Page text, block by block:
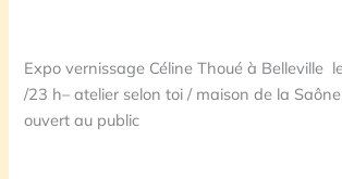
Expo vernissage Céline Thoué à Belleville
/23 h– atelier selon toi / maison de la
ouvert au public